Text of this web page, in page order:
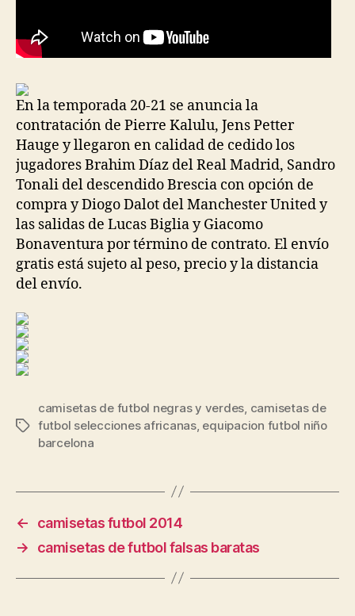
En la temporada 20-21 se anuncia la
contratación de Pierre Kalulu, Jens Petter
Hauge y llegaron en calidad de cedido los
jugadores Brahim Díaz del Real Madrid, Sandro
Tonali del descendido Brescia con opción de
compra y Diogo Dalot del Manchester United y
las salidas de Lucas Biglia y Giacomo
Bonaventura por término de contrato. El envío
gratis está sujeto al peso, precio y la distancia
del envío.
Etiquetas
camisetas de futbol negras y verdes camisetas de
futbol selecciones africanas, equipacion futbol niño
barcelona
←
camisetas futbol 2014
→
camisetas de futbol falsas baratas